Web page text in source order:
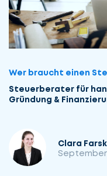
Wer braucht einen
Steuer­berater für
Gründung &
Clara
September